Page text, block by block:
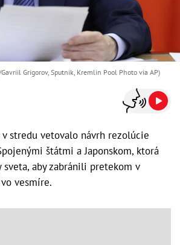
Grigorov, Sputnik, Kremlin Pool Photo via AP)
v stredu vetovalo návrh rezolúcie
štátmi a Japonskom, ktorá
sveta, aby zabránili pretekom v
vesmíre.